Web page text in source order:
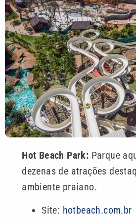
Hot Beach Park: Parque
dezenas de atrações
ambiente praiano.
Site: hotbeach.com.br